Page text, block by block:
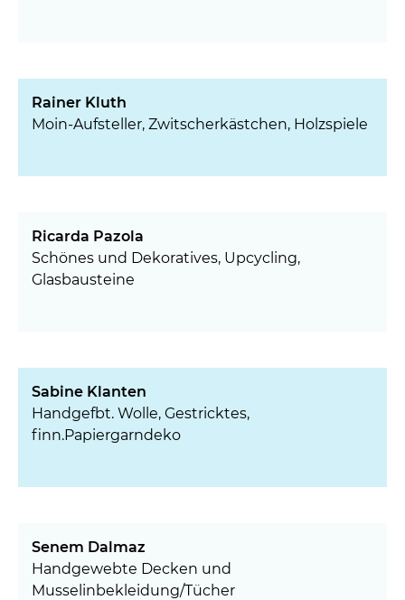
Rainer Kluth
Moin-Aufsteller, Zwitscherkästchen, Holzspiele
Ricarda Pazola
Schönes und Dekoratives, Upcycling,
Glasbausteine
Sabine Klanten
Handgefbt. Wolle, Gestricktes,
finn.Papiergarndeko
Senem Dalmaz
Handgewebte Decken und
Musselinbekleidung/Tücher